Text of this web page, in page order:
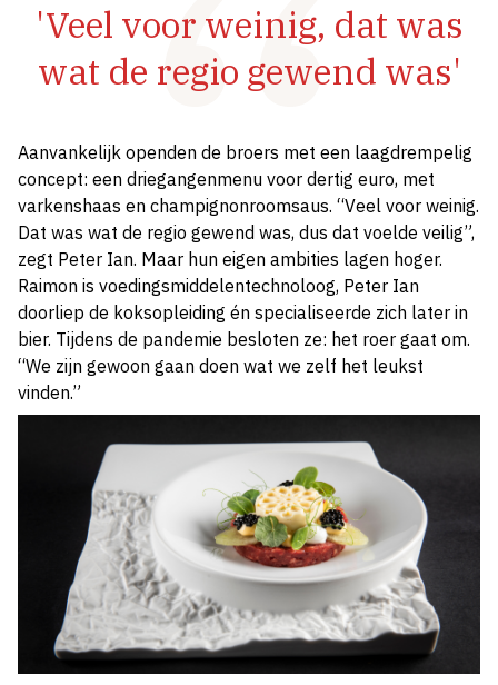
'Veel voor weinig, dat was
wat de regio gewend was'
Aanvankelijk openden de broers met een laagdrempelig
concept: een driegangenmenu voor dertig euro, met
varkenshaas en champignonroomsaus. “Veel voor weinig.
Dat was wat de regio gewend was, dus dat voelde veilig”,
zegt Peter Ian. Maar hun eigen ambities lagen hoger.
Raimon is voedingsmiddelentechnoloog, Peter Ian
doorliep de koksopleiding én specialiseerde zich later in
bier. Tijdens de pandemie besloten ze: het roer gaat om.
“We zijn gewoon gaan doen wat we zelf het leukst
vinden.”